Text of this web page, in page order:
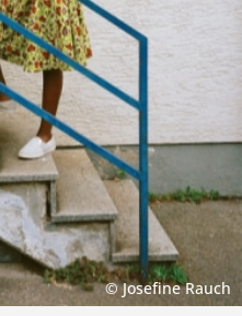
© Josefine Rauch